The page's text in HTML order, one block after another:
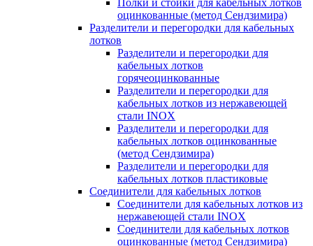
Полки и стойки для кабельных лотков
оцинкованные (метод Сендзимира)
Разделители и перегородки для кабельных
лотков
Разделители и перегородки для
кабельных лотков
горячеоцинкованные
Разделители и перегородки для
кабельных лотков из нержавеющей
стали INOX
Разделители и перегородки для
кабельных лотков оцинкованные
(метод Сендзимира)
Разделители и перегородки для
кабельных лотков пластиковые
Соединители для кабельных лотков
Соединители для кабельных лотков из
нержавеющей стали INOX
Соединители для кабельных лотков
оцинкованные (метод Сендзимира)